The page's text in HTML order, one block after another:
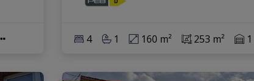
4 1 160 m² 253 m² 1